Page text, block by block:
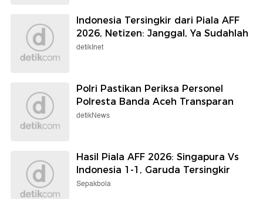
Indonesia Tersingkir dari Piala AFF
2026, Netizen: Janggal, Ya Sudahlah
detikInet
Polri Pastikan Periksa Personel
Polresta Banda Aceh Transparan
detikNews
Hasil Piala AFF 2026: Singapura Vs
Indonesia 1-1, Garuda Tersingkir
Sepakbola